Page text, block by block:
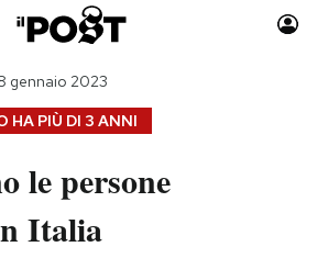
Auto
Moda
HA PIÙ DI 3 ANNI
gennaio 2023
le persone
Italia